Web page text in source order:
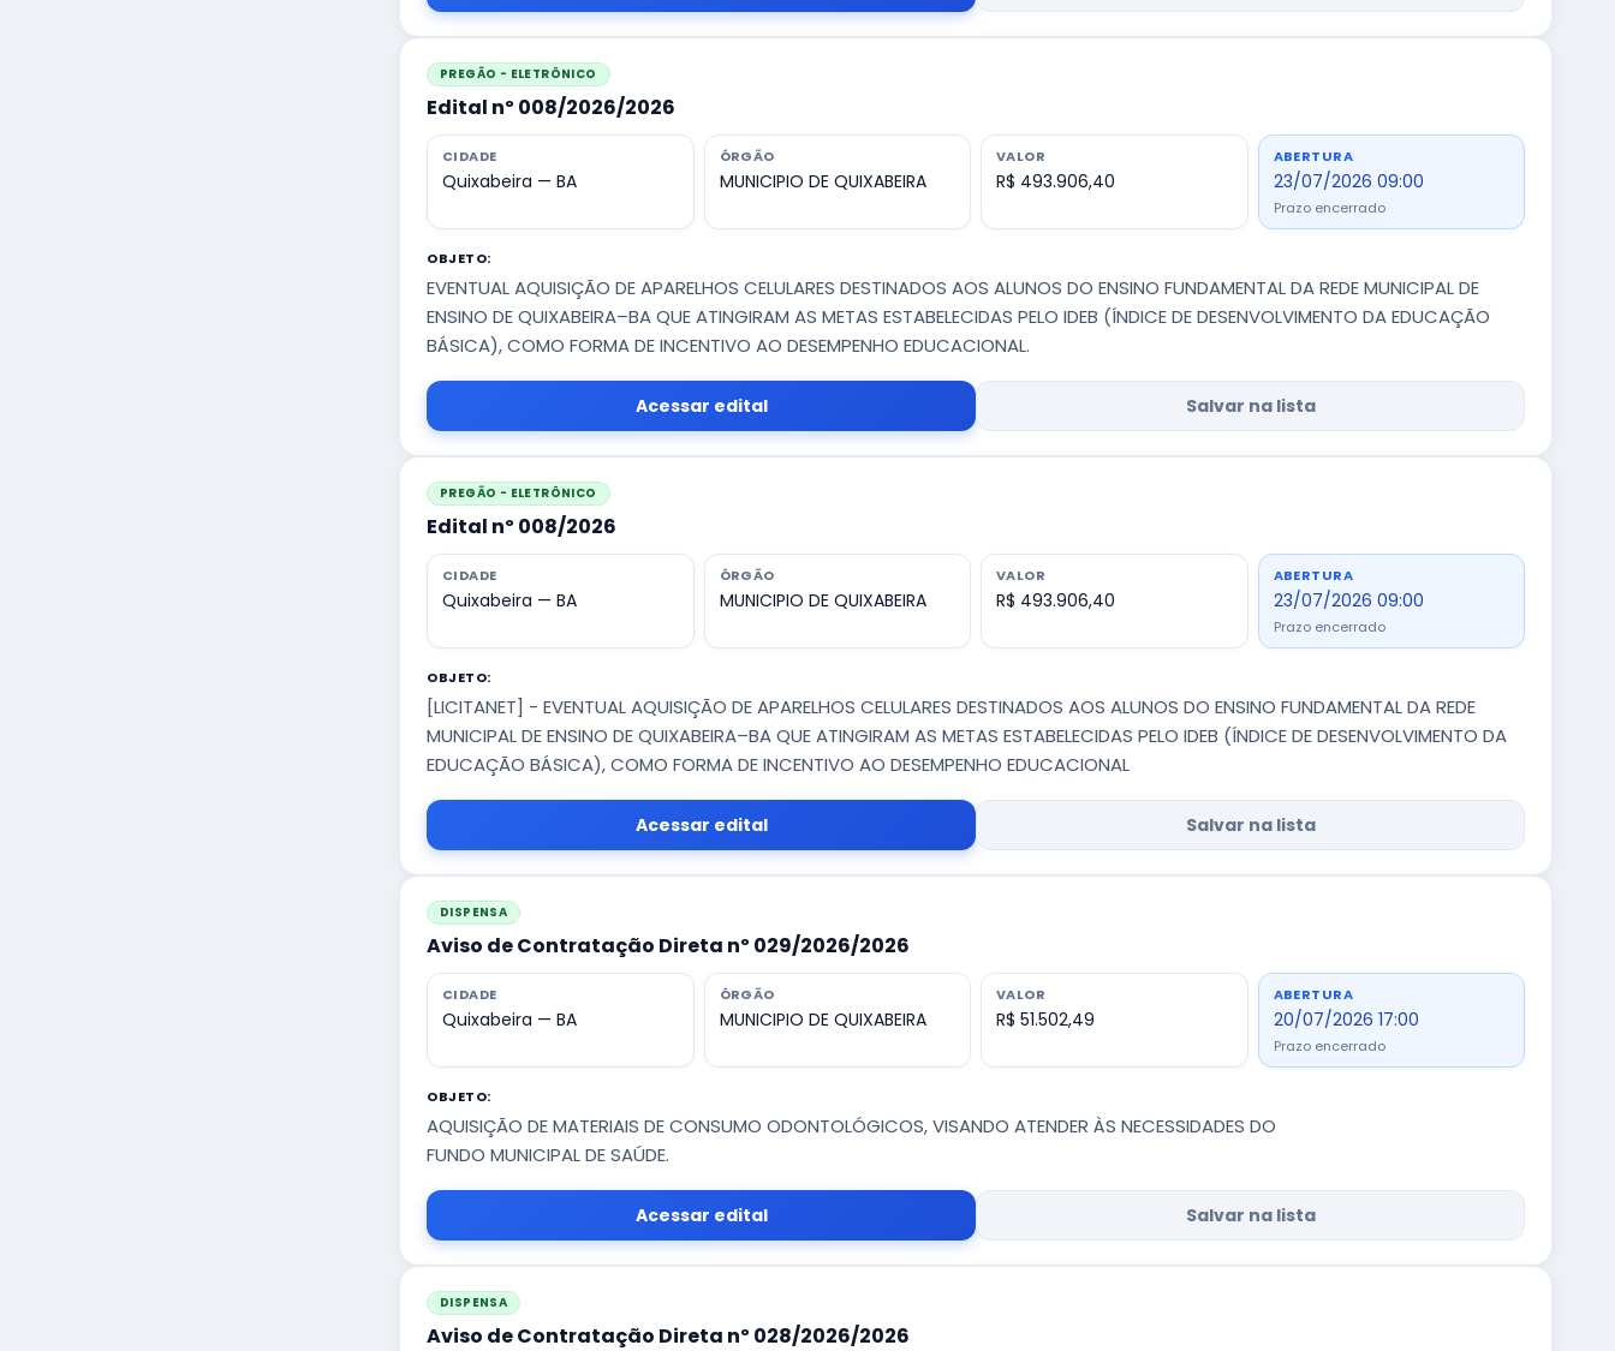
PREGÃO - ELETRÔNICO
Edital nº 008/2026/2026
CIDADE
Quixabeira — BA
ÓRGÃO
MUNICIPIO DE QUIXABEIRA
VALOR
R$ 493.906,40
ABERTURA
23/07/2026 09:00
Prazo encerrado
OBJETO:
EVENTUAL AQUISIÇÃO DE APARELHOS CELULARES DESTINADOS AOS ALUNOS DO ENSINO FUNDAMENTAL DA REDE MUNICIPAL DE
ENSINO DE QUIXABEIRA–BA QUE ATINGIRAM AS METAS ESTABELECIDAS PELO IDEB (ÍNDICE DE DESENVOLVIMENTO DA EDUCAÇÃO
BÁSICA), COMO FORMA DE INCENTIVO AO DESEMPENHO EDUCACIONAL.
Acessar edital Salvar na lista
PREGÃO - ELETRÔNICO
Edital nº 008/2026
CIDADE
Quixabeira — BA
ÓRGÃO
MUNICIPIO DE QUIXABEIRA
VALOR
R$ 493.906,40
ABERTURA
23/07/2026 09:00
Prazo encerrado
OBJETO:
[LICITANET] - EVENTUAL AQUISIÇÃO DE APARELHOS CELULARES DESTINADOS AOS ALUNOS DO ENSINO FUNDAMENTAL DA REDE
MUNICIPAL DE ENSINO DE QUIXABEIRA–BA QUE ATINGIRAM AS METAS ESTABELECIDAS PELO IDEB (ÍNDICE DE DESENVOLVIMENTO DA
EDUCAÇÃO BÁSICA), COMO FORMA DE INCENTIVO AO DESEMPENHO EDUCACIONAL
Acessar edital Salvar na lista
DISPENSA
Aviso de Contratação Direta nº 029/2026/2026
CIDADE
Quixabeira — BA
ÓRGÃO
MUNICIPIO DE QUIXABEIRA
VALOR
R$ 51.502,49
ABERTURA
20/07/2026 17:00
Prazo encerrado
OBJETO:
AQUISIÇÃO DE MATERIAIS DE CONSUMO ODONTOLÓGICOS, VISANDO ATENDER ÀS NECESSIDADES DO
FUNDO MUNICIPAL DE SAÚDE.
Acessar edital Salvar na lista
DISPENSA
Aviso de Contratação Direta nº 028/2026/2026